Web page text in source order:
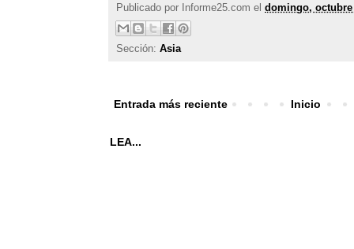
Publicado por Informe25.com el domingo, octubre
Sección: Asia
Entrada más reciente Inicio
LEA...